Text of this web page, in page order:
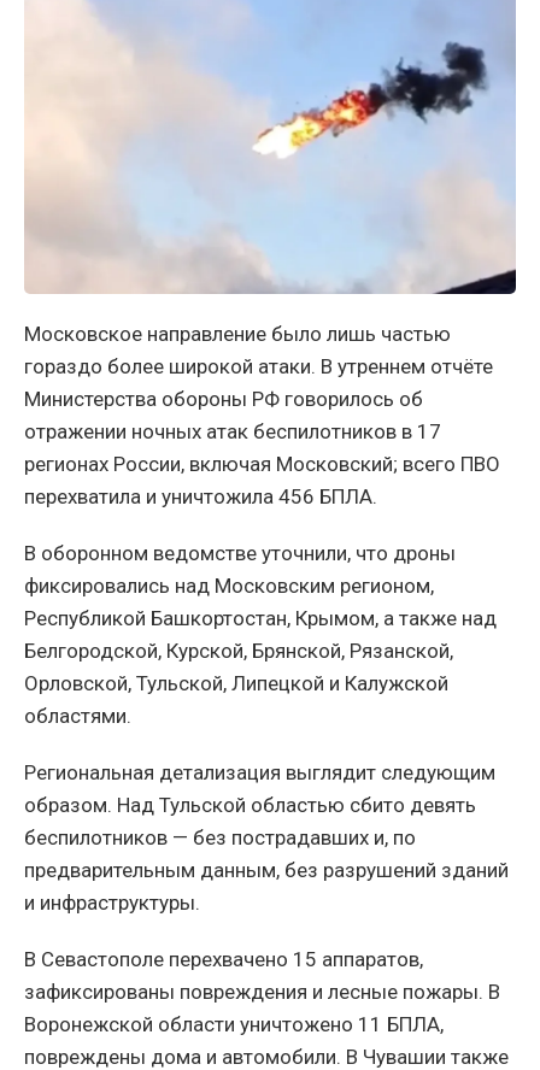
Московское направление было лишь частью
гораздо более широкой атаки. В утреннем отчёте
Министерства обороны РФ говорилось об
отражении ночных атак беспилотников в 17
регионах России, включая Московский; всего ПВО
перехватила и уничтожила 456 БПЛА.
В оборонном ведомстве уточнили, что дроны
фиксировались над Московским регионом,
Республикой Башкортостан, Крымом, а также над
Белгородской, Курской, Брянской, Рязанской,
Орловской, Тульской, Липецкой и Калужской
областями.
Региональная детализация выглядит следующим
образом. Над Тульской областью сбито девять
беспилотников — без пострадавших и, по
предварительным данным, без разрушений зданий
и инфраструктуры.
В Севастополе перехвачено 15 аппаратов,
зафиксированы повреждения и лесные пожары. В
Воронежской области уничтожено 11 БПЛА,
повреждены дома и автомобили. В Чувашии также